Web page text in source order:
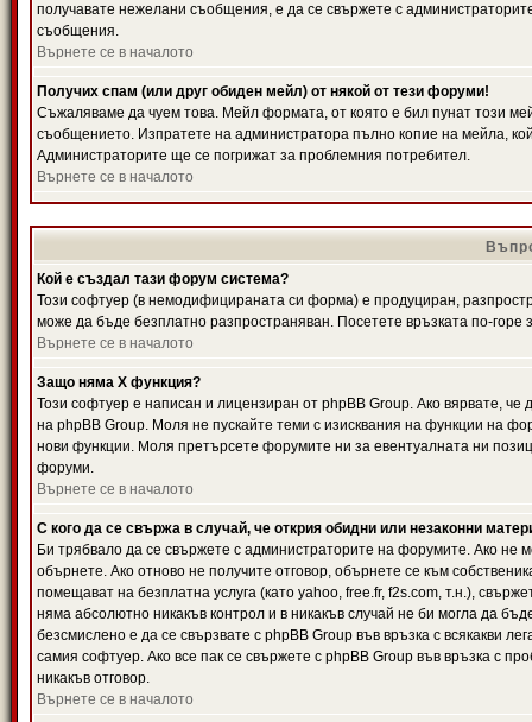
получавате нежелани съобщения, е да се свържете с
съобщения.
Върнете се в началото
Получих спам (или друг обиден мейл) от някой от тези форуми!
Съжаляваме да чуем това. Мейл формата, от която е бил пунат този
съобщението. Изпратете на администратора пълно копие на мейла,
Администраторите ще се погрижат за проблемния потребител.
Върнете се в началото
Кой е създал тази форум система?
Този софтуер (в немодифицираната си форма) е продуциран,
може да бъде безплатно разпространяван. Посетете връзката по-горе
Върнете се в началото
Защо няма X функция?
Този софтуер е написан и лицензиран от phpBB Group. Ако вярвате,
на phpBB Group. Моля не пускайте теми с изисквания на функции на
нови функции. Моля претърсете форумите ни за евентуалната ни
форуми.
Върнете се в началото
С кого да се свържа в случай, че открия обидни или незаконни
Би трябвало да се свържете с администраторите на форумите. Ако не
обърнете. Ако отново не получите отговор, обърнете се към
помещават на безплатна услуга (като yahoo, free.fr, f2s.com, т.н.),
няма абсолютно никакъв контрол и в никакъв случай не би могла да
безсмислено е да се свързвате с phpBB Group във връзка с всякакви
самия софтуер. Ако все пак се свържете с phpBB Group във връзка с
никакъв отговор.
Върнете се в началото